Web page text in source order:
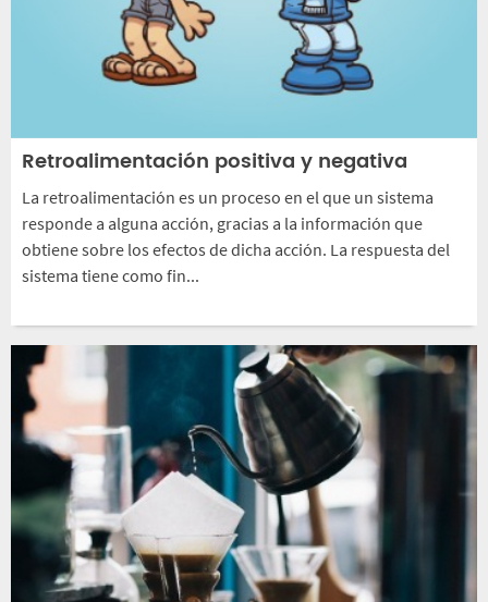
Retroalimentación positiva y negativa
La retroalimentación es un proceso en el que un sistema
responde a alguna acción, gracias a la información que
obtiene sobre los efectos de dicha acción. La respuesta del
sistema tiene como fin...